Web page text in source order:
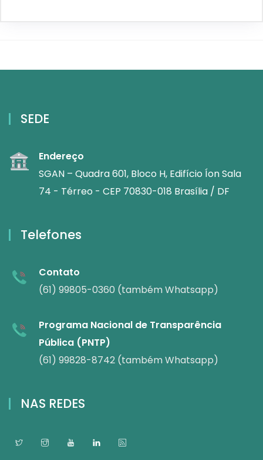
SEDE
Endereço
SGAN – Quadra 601, Bloco H, Edifício Íon Sala
74 - Térreo - CEP 70830-018 Brasília / DF
Telefones
Contato
(61) 99805-0360 (também Whatsapp)
Programa Nacional de Transparência
Pública (PNTP)
(61) 99828-8742 (também Whatsapp)
NAS REDES